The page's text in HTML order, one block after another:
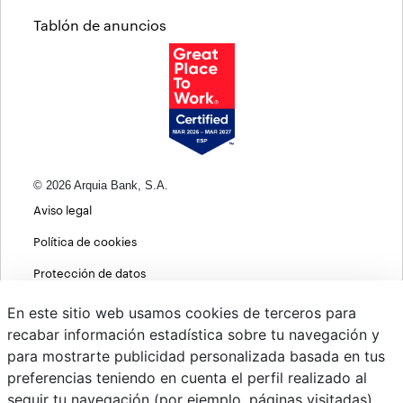
Tablón de anuncios
© 2026 Arquia Bank, S.A.
Aviso legal
Política de cookies
Protección de datos
MIFID
PSD2
En este sitio web usamos cookies de terceros para
recabar información estadística sobre tu navegación y
para mostrarte publicidad personalizada basada en tus
preferencias teniendo en cuenta el perfil realizado al
seguir tu navegación (por ejemplo, páginas visitadas).